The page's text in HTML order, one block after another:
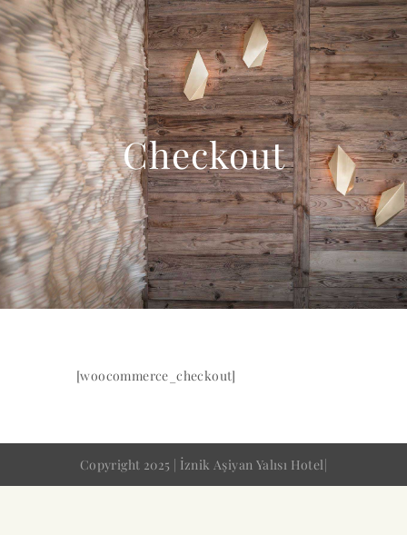
Checkout
[woocommerce_checkout]
Copyright 2025 | İznik Aşiyan Yalısı Hotel|